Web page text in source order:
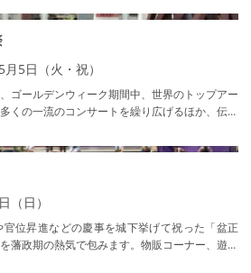
5日（火・祝）
ゴールデンウィーク期間中、世界のトップアー
くの一流のコンサートを繰り広げるほか、伝統
（日）
位昇進などの慶事を城下挙げて祝った「盆正
藩政期の熱気で包みます。物販コーナー、遊戯